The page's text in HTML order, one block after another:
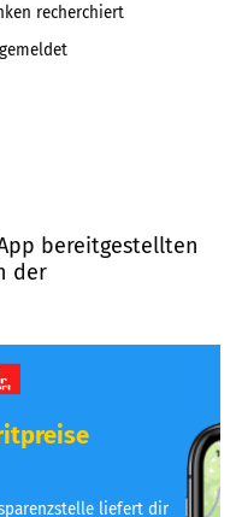
recherchiert
bereitgestellten
der
liefert dir